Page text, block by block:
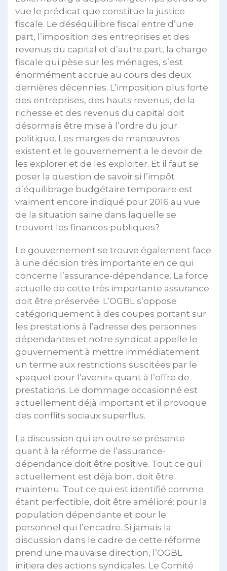
vue le prédicat que constitue la justice
fiscale. Le déséquilibre fiscal entre d’une
part, l’imposition des entreprises et des
revenus du capital et d’autre part, la charge
fiscale qui pèse sur les ménages, s’est
énormément accrue au cours des deux
dernières décennies. L’imposition plus forte
des entreprises, des hauts revenus, de la
richesse et des revenus du capital doit
désormais être mise à l’ordre du jour
politique. Les marges de manœuvres
existent et le gouvernement a le devoir de
les explorer et de les exploiter. Et il faut se
poser la question de savoir si l’impôt
d’équilibrage budgétaire temporaire est
vraiment encore indiqué pour 2016 au vue
de la situation saine dans laquelle se
trouvent les finances publiques?
Le gouvernement se trouve également face
à une décision très importante en ce qui
concerne l’assurance-dépendance. La force
actuelle de cette très importante assurance
doit être préservée. L’OGBL s’oppose
catégoriquement à des coupes portant sur
les prestations à l’adresse des personnes
dépendantes et notre syndicat appelle le
gouvernement à mettre immédiatement
un terme aux restrictions suscitées par le
«paquet pour l’avenir» quant à l’offre de
prestations. Le dommage occasionné est
actuellement déjà important et il provoque
des conflits sociaux superflus.
La discussion qui en outre se présente
quant à la réforme de l’assurance-
dépendance doit être positive. Tout ce qui
actuellement est déjà bon, doit être
maintenu. Tout ce qui est identifié comme
étant perfectible, doit être amélioré: pour la
population dépendante et pour le
personnel qui l’encadre. Si jamais la
discussion dans le cadre de cette réforme
prend une mauvaise direction, l’OGBL
initiera des actions syndicales. Le Comité